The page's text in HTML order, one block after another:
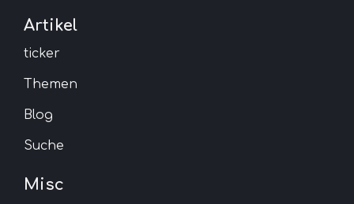
Artikel
ticker
Themen
Blog
Suche
Misc